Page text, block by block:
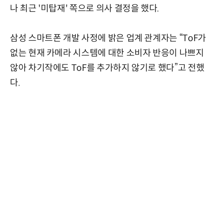
나 최근 '미탑재' 쪽으로 의사 결정을 했다.
삼성 스마트폰 개발 사정에 밝은 업계 관계자는 “ToF가
없는 현재 카메라 시스템에 대한 소비자 반응이 나쁘지
않아 차기작에도 ToF를 추가하지 않기로 했다”고 전했
다.